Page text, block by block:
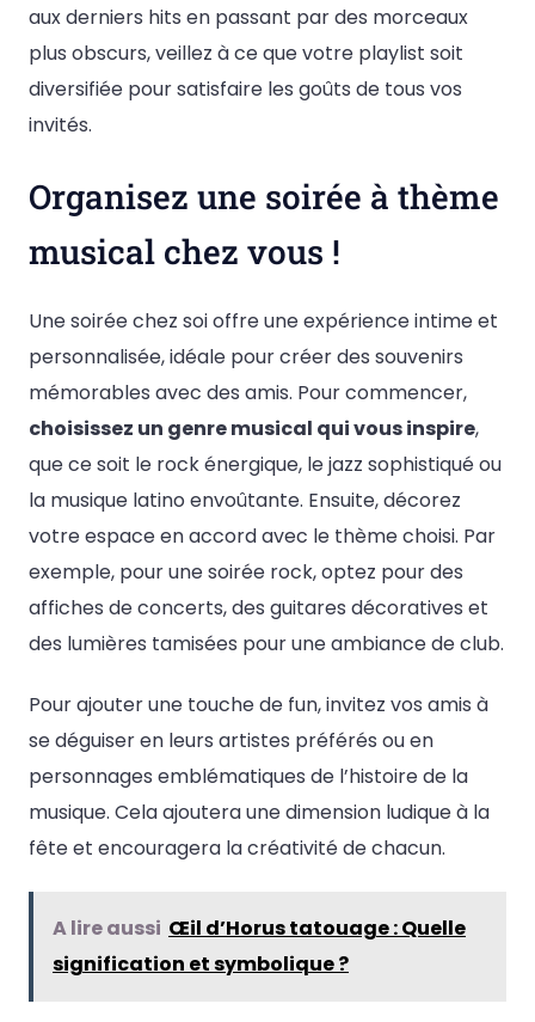
aux derniers hits en passant par des morceaux
plus obscurs, veillez à ce que votre playlist soit
diversifiée pour satisfaire les goûts de tous vos
invités.
Organisez une soirée à thème
musical chez vous !
Une soirée chez soi offre une expérience intime et
personnalisée, idéale pour créer des souvenirs
mémorables avec des amis. Pour commencer,
choisissez un genre musical qui vous inspire,
que ce soit le rock énergique, le jazz sophistiqué ou
la musique latino envoûtante. Ensuite, décorez
votre espace en accord avec le thème choisi. Par
exemple, pour une soirée rock, optez pour des
affiches de concerts, des guitares décoratives et
des lumières tamisées pour une ambiance de club.
Pour ajouter une touche de fun, invitez vos amis à
se déguiser en leurs artistes préférés ou en
personnages emblématiques de l’histoire de la
musique. Cela ajoutera une dimension ludique à la
fête et encouragera la créativité de chacun.
A lire aussi Œil d’Horus tatouage : Quelle
signification et symbolique ?